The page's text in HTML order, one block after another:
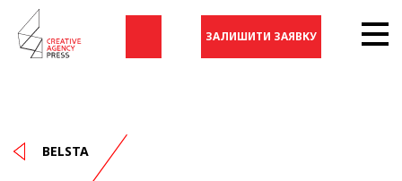
ЗАЛИШИТИ ЗАЯВКУ
BELSTA